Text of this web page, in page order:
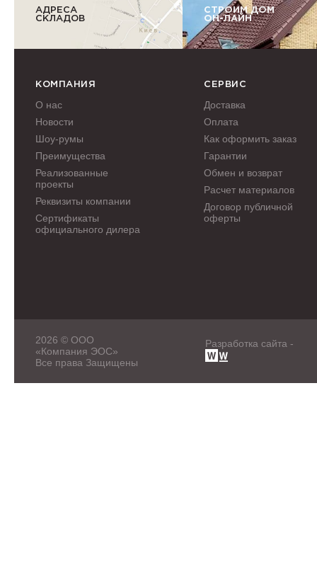
АДРЕСА
СКЛАДОВ
СТРОИМ ДОМ
ОН-ЛАЙН
КОМПАНИЯ
О нас
Новости
Шоу-румы
Преимущества
Реализованные
проекты
Реквизиты компании
Сертификаты
официального дилера
СЕРВИС
Доставка
Оплата
Как оформить заказ
Гарантии
Обмен и возврат
Расчет материалов
Договор публичной
оферты
2026 © ООО
«Компания ЭОС»
Все права Защищены
Разработка сайта -